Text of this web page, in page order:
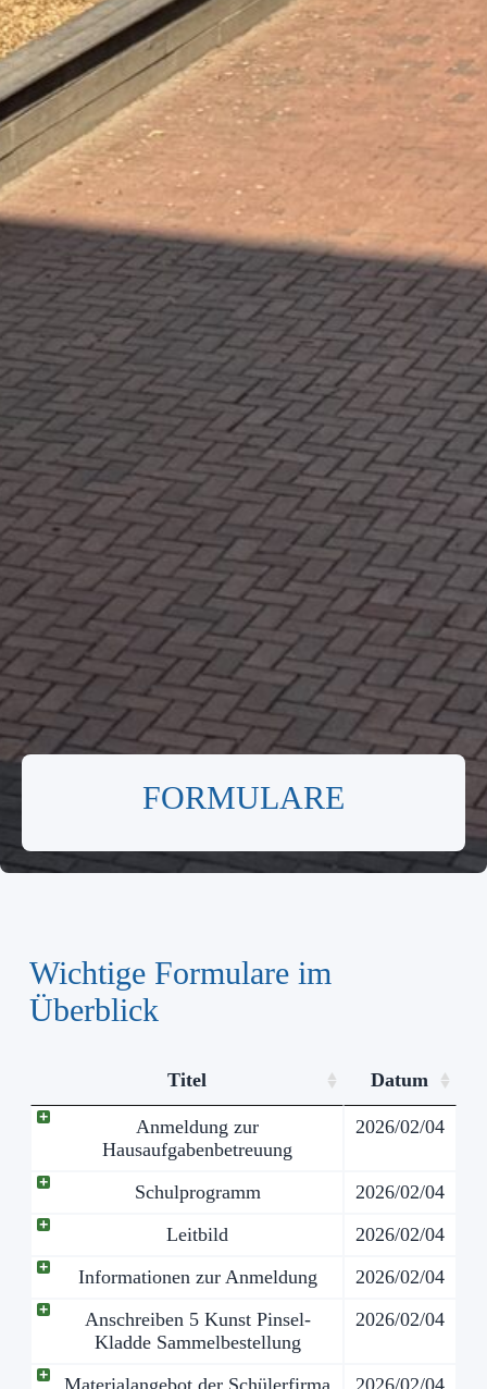
FORMULARE
Wichtige Formulare im
Überblick
Titel Datum
Anmeldung zur
Hausaufgabenbetreuung
2026/02/04
Schulprogramm
2026/02/04
Leitbild
2026/02/04
Informationen zur Anmeldung
2026/02/04
Anschreiben 5 Kunst Pinsel-
Kladde Sammelbestellung
2026/02/04
Materialangebot der Schülerfirma 2026/02/04